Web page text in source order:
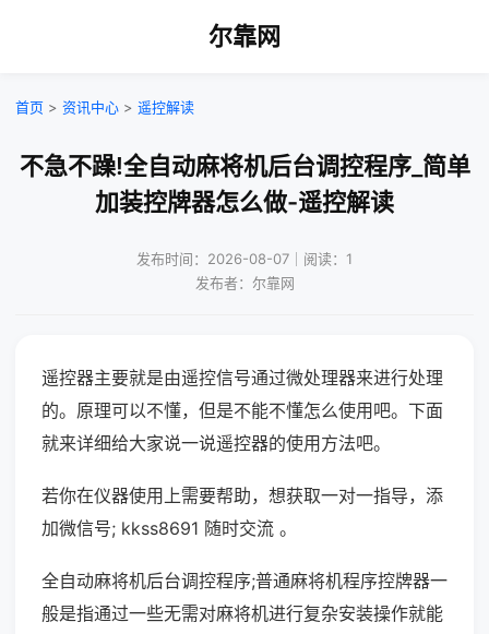
尔靠网
首页 > 资讯中心 > 遥控解读
不急不躁!全自动麻将机后台调控程序_简单
加装控牌器怎么做-遥控解读
发布时间：2026-08-07｜阅读：1
发布者：尔靠网
遥控器主要就是由遥控信号通过微处理器来进行处理
的。原理可以不懂，但是不能不懂怎么使用吧。下面
就来详细给大家说一说遥控器的使用方法吧。
若你在仪器使用上需要帮助，想获取一对一指导，添
加微信号; kkss8691 随时交流 。
全自动麻将机后台调控程序;普通麻将机程序控牌器一
般是指通过一些无需对麻将机进行复杂安装操作就能